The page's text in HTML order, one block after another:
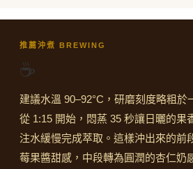
推薦沖煮 BREWING
☕
建議水溫 90–92°C，研磨刻度略粗
從 1:15 開始，悶蒸 35 秒讓日曬的果
注水緩慢完成萃取。這樣沖出來的前
莓果醬甜感，中段轉為圓潤的杏仁奶